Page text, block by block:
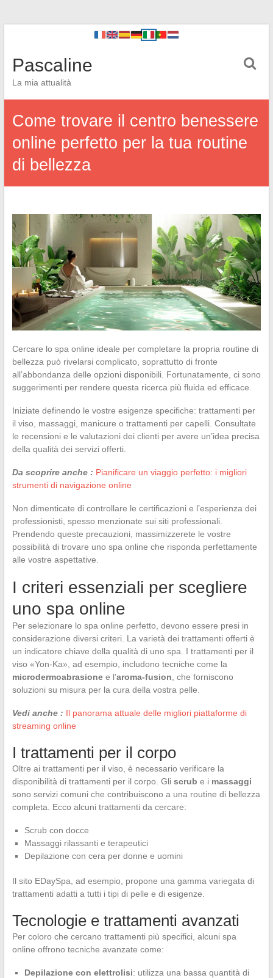
Pascaline
La mia attualità
Come trovare il centro benessere
online perfetto per la tua routine
di bellezza
Cercare lo spa online ideale per completare la propria routine di
bellezza può rivelarsi complicato, soprattutto di fronte
all’abbondanza delle opzioni disponibili. Fortunatamente, ci sono
suggerimenti per rendere questa ricerca più fluida ed efficace.
Iniziate definendo le vostre esigenze specifiche: trattamenti per
il viso, massaggi, manicure o trattamenti per capelli. Consultate
le recensioni e le valutazioni dei clienti per avere un’idea precisa
della qualità dei servizi offerti.
Da scoprire anche : Pianificare un viaggio perfetto: i migliori
strumenti di navigazione online
Non dimenticate di controllare le certificazioni e l’esperienza dei
professionisti, spesso menzionate sui siti professionali.
Prendendo queste precauzioni, massimizzerete le vostre
possibilità di trovare uno spa online che risponda perfettamente
alle vostre aspettative.
I criteri essenziali per scegliere
uno spa online
Per selezionare lo spa online perfetto, devono essere presi in
considerazione diversi criteri. La varietà dei trattamenti offerti è
un indicatore chiave della qualità di uno spa. I trattamenti per il
viso «Yon-Ka», ad esempio, includono tecniche come la
microdermoabrasionee l’aroma-fusion , che forniscono
soluzioni su misura per la cura della vostra pelle.
Vedi anche : Il panorama attuale delle migliori piattaforme di
streaming online
I trattamenti per il corpo
Oltre ai trattamenti per il viso, è necessario verificare la
disponibilità di trattamenti per il corpo. Gli scrub e i massaggi
sono servizi comuni che contribuiscono a una routine di bellezza
completa. Ecco alcuni trattamenti da cercare:
Scrub con docce
Massaggi rilassanti e terapeutici
Depilazione con cera per donne e uomini
Il sito EDaySpa, ad esempio, propone una gamma variegata di
trattamenti adatti a tutti i tipi di pelle e di esigenze.
Tecnologie e trattamenti avanzati
Per coloro che cercano trattamenti più specifici, alcuni spa
online offrono tecniche avanzate come:
Depilazione con elettrolisi: utilizza una bassa quantità di